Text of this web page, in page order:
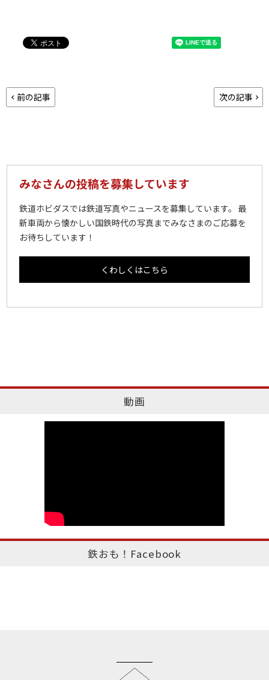
前の記事 次の記事
みなさんの投稿を募集しています
鉄道ホビダスでは鉄道写真やニュースを募集しています。 最
新車両から懐かしい国鉄時代の写真までみなさまのご応募を
お待ちしています！
くわしくはこちら
動画
鉄おも！Facebook